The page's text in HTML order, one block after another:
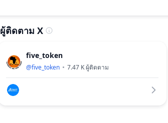
ผู้ติดตาม X
five_token
@five_token 7.47 Kผู้ติดตาม